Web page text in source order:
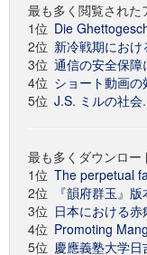
最も多く閲覧された
1位 Die
2位 新冷戦期におけ
3位 通信の安全保障
4位 ショート動画の
5位 J.S. ミルの社会
最も多くダウンロー
1位 The perpetual
2位
『韻府群玉』版
3位 日本における赤
4位 Promoting
5位 慶應義塾大学日